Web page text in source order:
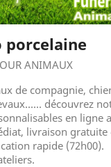
porcelaine
ANIMAUX
de compagnie,
découvrez
en ligne
livraison gratuite
rapide (72h00).